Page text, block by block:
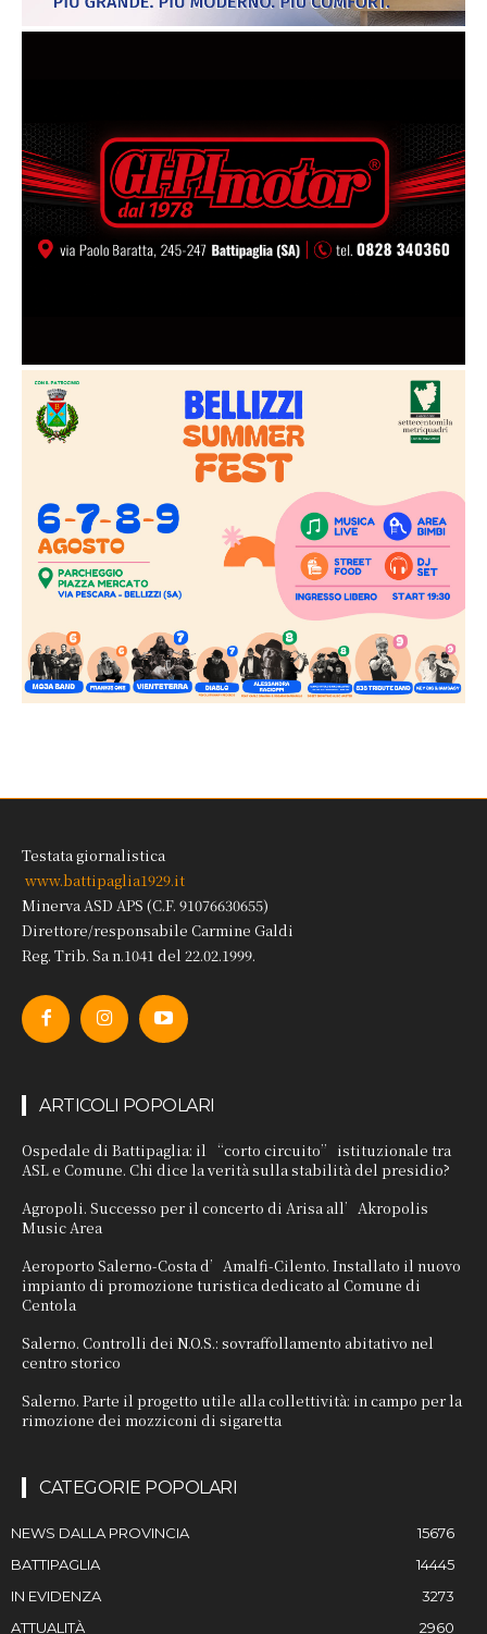
Testata giornalistica
www.battipaglia1929.it
Minerva ASD APS (C.F. 91076630655)
Direttore/responsabile Carmine Galdi
Reg. Trib. Sa n.1041 del 22.02.1999.
ARTICOLI POPOLARI
Ospedale di Battipaglia: il “corto circuito” istituzionale tra
ASL e Comune. Chi dice la verità sulla stabilità del presidio?
Agropoli. Successo per il concerto di Arisa all’Akropolis
Music Area
Aeroporto Salerno-Costa d’Amalfi-Cilento. Installato il nuovo
impianto di promozione turistica dedicato al Comune di
Centola
Salerno. Controlli dei N.O.S.: sovraffollamento abitativo nel
centro storico
Salerno. Parte il progetto utile alla collettività: in campo per la
rimozione dei mozziconi di sigaretta
CATEGORIE POPOLARI
NEWS DALLA PROVINCIA
15676
BATTIPAGLIA
14445
IN EVIDENZA
3273
ATTUALITÀ
2960